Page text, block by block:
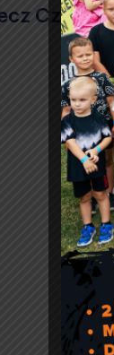
Czarni –